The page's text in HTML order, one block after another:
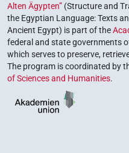
Alten Ägypten” (Structure and
the Egyptian Language: Texts
Ancient Egypt) is part of the
federal and state governments
which serves to preserve,
The program is coordinated by
of Sciences and Humanities.